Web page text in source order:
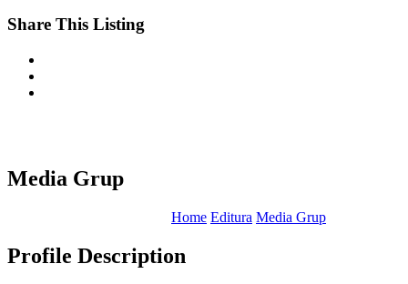
Share This Listing
Media Grup
Home Editura Media Grup
Profile Description